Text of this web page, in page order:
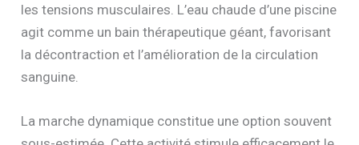
les tensions musculaires. L’eau chaude d’une piscine
agit comme un bain thérapeutique géant, favorisant
la décontraction et l’amélioration de la circulation
sanguine.
La marche dynamique constitue une option souvent